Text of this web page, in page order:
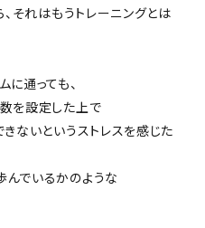
、それはもうトレーニングとは
に通っても、
を設定した上で
ないというストレスを感じた
でいるかのような